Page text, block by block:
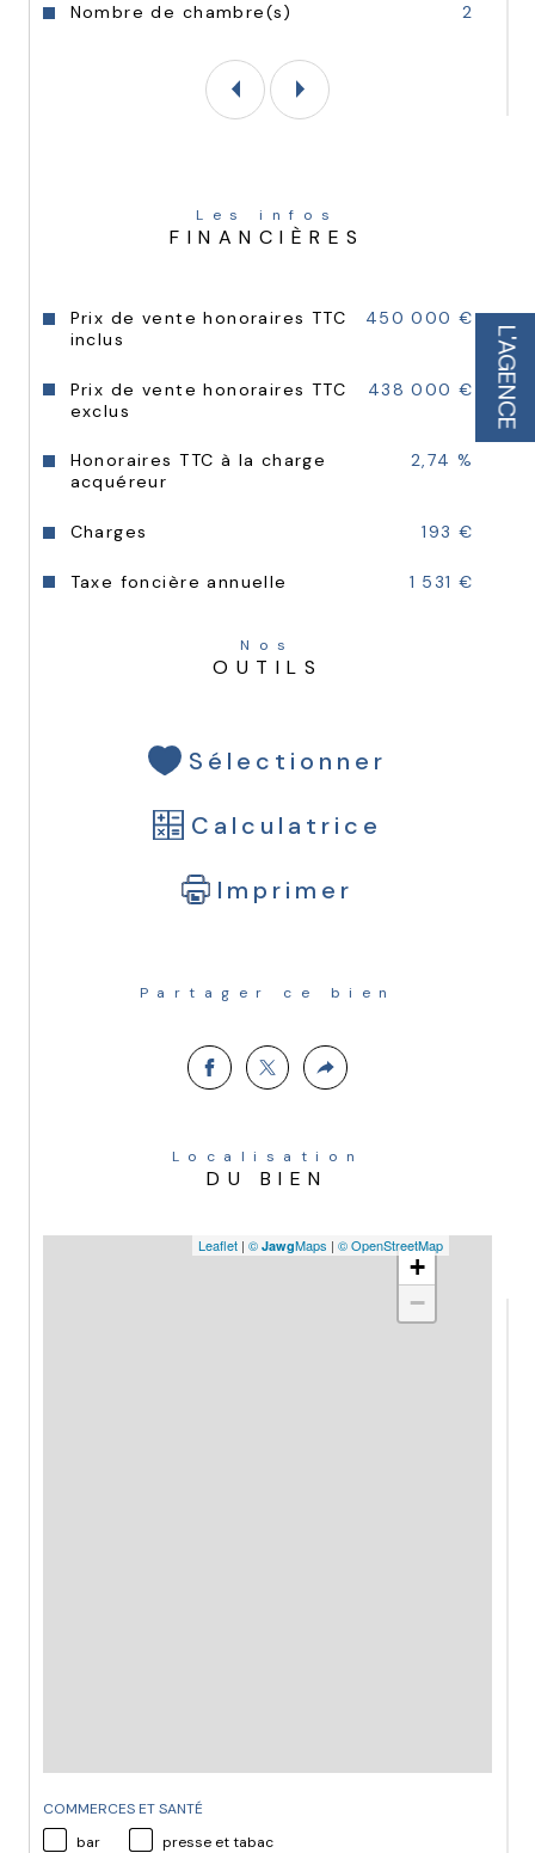
L'AGENCE
Nombre de chambre(s) 2
modernes garantissant un confort
Accès par ascenseur au sein d'un immeuble
Un bien rare sur le marché, combinant une
exposition idéale et un panorama unique
et familial.
Les infos
FINANCIÈRES
Prix de vente honoraires TTC
inclus
450 000 €
Prix de vente honoraires TTC
exclus
438 000 €
Honoraires TTC à la charge
acquéreur
2,74 %
Charges 193 €
Taxe foncière annuelle 1 531 €
Nos
OUTILS
Sélectionner
Calculatrice
Imprimer
Partager ce bien
Localisation
DU BIEN
+
−
Leaflet | © JawgMaps | © OpenStreetMap
COMMERCES ET SANTÉ
bar
presse et tabac